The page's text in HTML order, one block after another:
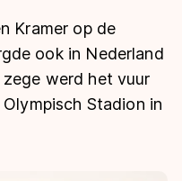
Kramer op de
ook in Nederland
werd het vuur
Stadion in